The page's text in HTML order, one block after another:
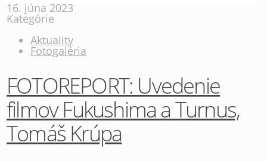
16. júna 2023
Kategórie
Aktuality
Fotogaléria
FOTOREPORT: Uvedenie
filmov Fukushima a Turnus,
Tomáš Krúpa